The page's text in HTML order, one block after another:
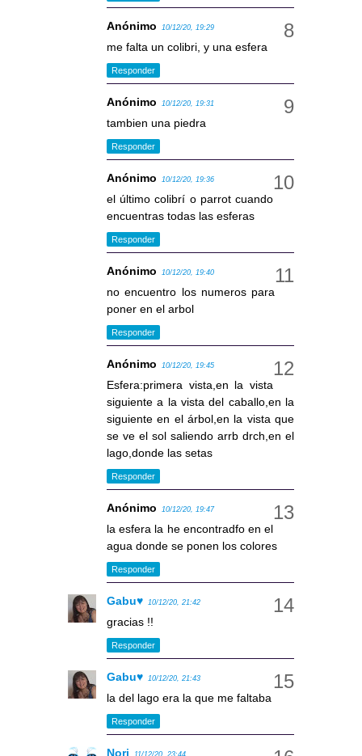
Anónimo 10/12/20, 19:29
me falta un colibri, y una esfera
Responder
Anónimo 10/12/20, 19:31
tambien una piedra
Responder
Anónimo 10/12/20, 19:36
el último colibrí o parrot cuando
encuentras todas las esferas
Responder
Anónimo 10/12/20, 19:40
no encuentro los numeros para
poner en el arbol
Responder
Anónimo 10/12/20, 19:45
Esfera:primera vista,en la vista
siguiente a la vista del caballo,en la
siguiente en el árbol,en la vista que
se ve el sol saliendo arrb drch,en el
lago,donde las setas
Responder
Anónimo 10/12/20, 19:47
la esfera la he encontradfo en el
agua donde se ponen los colores
Responder
Gabu♥ 10/12/20, 21:42
gracias !!
Responder
Gabu♥ 10/12/20, 21:43
la del lago era la que me faltaba
Responder
Nori